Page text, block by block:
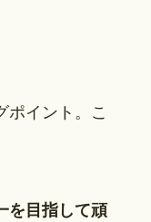
ポイント。こ
を目指して頑